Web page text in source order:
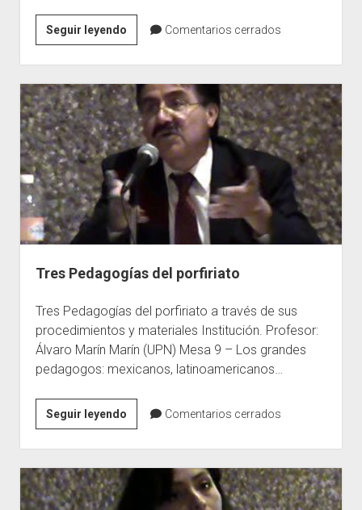
Seguir leyendoEl
Filantropismo
alemán.
Una
teoría
pedagógica
y
práctica
educativa
perdidas
en
la
narrada
Comentarios cerrados
Tres Pedagogías del porfiriato
Tres Pedagogías del porfiriato a través de sus
procedimientos y materiales Institución. Profesor:
Álvaro Marín Marín (UPN) Mesa 9 – Los grandes
pedagogos: mexicanos, latinoamericanos…
Seguir leyendoTres
Pedagogías
del
porfiriato
Comentarios cerrados